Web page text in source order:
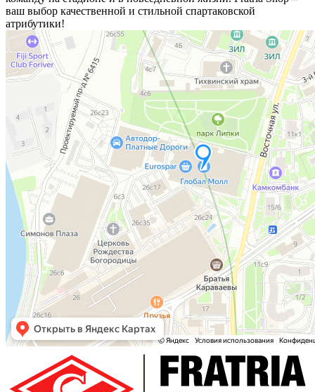
ваш выбор качественной и стильной спартаковской
атрибутики!